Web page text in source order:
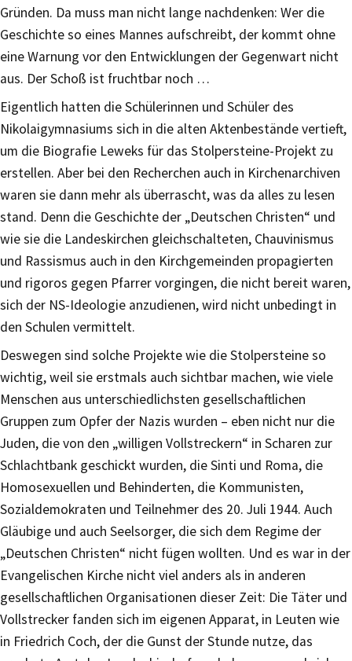
Gründen. Da muss man nicht lange nachdenken: Wer die
Geschichte so eines Mannes aufschreibt, der kommt ohne
eine Warnung vor den Entwicklungen der Gegenwart nicht
aus. Der Schoß ist fruchtbar noch …
Eigentlich hatten die Schülerinnen und Schüler des
Nikolaigymnasiums sich in die alten Aktenbestände vertieft,
um die Biografie Leweks für das Stolpersteine-Projekt zu
erstellen. Aber bei den Recherchen auch in Kirchenarchiven
waren sie dann mehr als überrascht, was da alles zu lesen
stand. Denn die Geschichte der „Deutschen Christen“ und
wie sie die Landeskirchen gleichschalteten, Chauvinismus
und Rassismus auch in den Kirchgemeinden propagierten
und rigoros gegen Pfarrer vorgingen, die nicht bereit waren,
sich der NS-Ideologie anzudienen, wird nicht unbedingt in
den Schulen vermittelt.
Deswegen sind solche Projekte wie die Stolpersteine so
wichtig, weil sie erstmals auch sichtbar machen, wie viele
Menschen aus unterschiedlichsten gesellschaftlichen
Gruppen zum Opfer der Nazis wurden – eben nicht nur die
Juden, die von den „willigen Vollstreckern“ in Scharen zur
Schlachtbank geschickt wurden, die Sinti und Roma, die
Homosexuellen und Behinderten, die Kommunisten,
Sozialdemokraten und Teilnehmer des 20. Juli 1944. Auch
Gläubige und auch Seelsorger, die sich dem Regime der
„Deutschen Christen“ nicht fügen wollten. Und es war in der
Evangelischen Kirche nicht viel anders als in anderen
gesellschaftlichen Organisationen dieser Zeit: Die Täter und
Vollstrecker fanden sich im eigenen Apparat, in Leuten wie
in Friedrich Coch, der die Gunst der Stunde nutze, das